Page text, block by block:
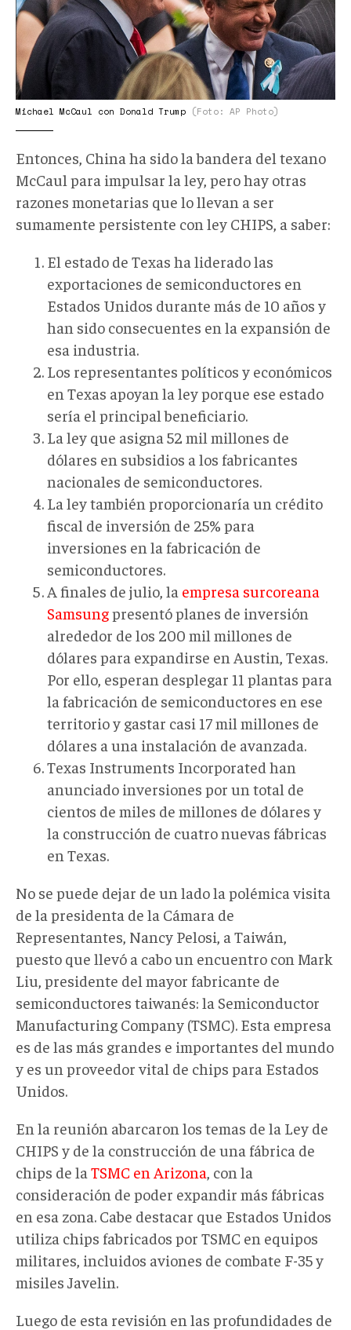
11-
31-
46
108220233-
McCaul-
(Imagen
JPEG
680
×
425
píxeles).png
Michael McCaul con Donald Trump (Foto: AP Photo)
Entonces, China ha sido la bandera del texano
McCaul para impulsar la ley, pero hay otras
razones monetarias que lo llevan a ser
sumamente persistente con ley CHIPS, a saber:
El estado de Texas ha liderado las
exportaciones de semiconductores en
Estados Unidos durante más de 10 años y
han sido consecuentes en la expansión de
esa industria.
Los representantes políticos y económicos
en Texas apoyan la ley porque ese estado
sería el principal beneficiario.
La ley que asigna 52 mil millones de
dólares en subsidios a los fabricantes
nacionales de semiconductores.
La ley también proporcionaría un crédito
fiscal de inversión de 25% para
inversiones en la fabricación de
semiconductores.
A finales de julio, la empresa surcoreana
Samsungpresentó planes de inversión
alrededor de los 200 mil millones de
dólares para expandirse en Austin, Texas.
Por ello, esperan desplegar 11 plantas para
la fabricación de semiconductores en ese
territorio y gastar casi 17 mil millones de
dólares a una instalación de avanzada.
Texas Instruments Incorporated han
anunciado inversiones por un total de
cientos de miles de millones de dólares y
la construcción de cuatro nuevas fábricas
en Texas.
No se puede dejar de un lado la polémica visita
de la presidenta de la Cámara de
Representantes, Nancy Pelosi, a Taiwán,
puesto que llevó a cabo un encuentro con Mark
Liu, presidente del mayor fabricante de
semiconductores taiwanés: la Semiconductor
Manufacturing Company (TSMC). Esta empresa
es de las más grandes e importantes del mundo
y es un proveedor vital de chips para Estados
Unidos.
En la reunión abarcaron los temas de la Ley de
CHIPS y de la construcción de una fábrica de
chips de la TSMC en Arizona , con la
consideración de poder expandir más fábricas
en esa zona. Cabe destacar que Estados Unidos
utiliza chips fabricados por TSMC en equipos
militares, incluidos aviones de combate F-35 y
misiles Javelin.
Luego de esta revisión en las profundidades de